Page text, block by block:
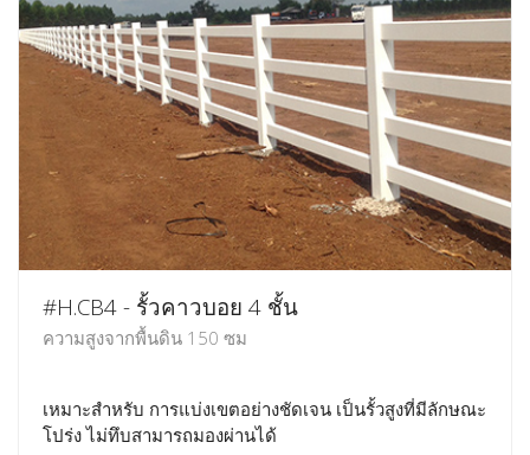
#H.CB4 - รั้วคาวบอย 4 ชั้น
ความสูงจากพื้นดิน 150 ซม
เหมาะสำหรับ การแบ่งเขตอย่างชัดเจน เป็นรั้วสูงที่มีลักษณะ
โปร่ง ไม่ทึบสามารถมองผ่านได้